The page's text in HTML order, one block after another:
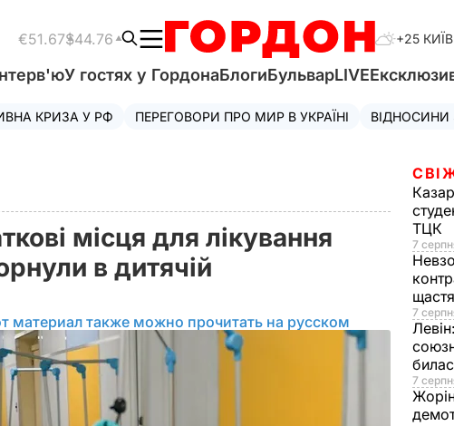
€51.67$44.76 +25 КИЇВ
У гостях у ГордонаБлогиБульварLIVE
КРИЗА У РФ ПЕРЕГОВОРИ ПРО МИР В УКРАЇНІ
місця для лікування
в дитячій
материал также можно прочитать на русском
ТЦК
7
щастя
7
Левін:
7